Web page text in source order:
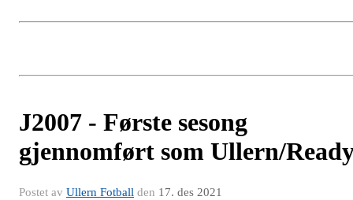
J2007 - Første sesong
gjennomført som Ullern/
Postet av Ullern Fotball den 17. des 2021